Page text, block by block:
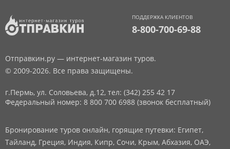
ПОДДЕРЖКА КЛИЕНТОВ
8-800-700-69-88
Отправкин.ру — интернет-магазин туров.
© 2009-2026. Все права защищены.
г.Пермь, ул. Соловьева, д.12, тел: (342) 255 42 17
Федеральный номер: 8 800 700 6988 (звонок бесплатный)
Бронирование туров онлайн, горящие путевки: Египет,
Тайланд, Греция, Индия, Кипр, Сочи, Крым, Абхазия, ОАЭ,